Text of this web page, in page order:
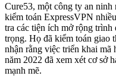
Cure53, một công ty an
kiểm toán ExpressVPN
tra các tiện ích mở rộng
trọng. Họ đã kiểm toán giao
nhận rằng việc triển khai mã
năm 2022 đã xem xét cơ sở
mạnh mẽ.